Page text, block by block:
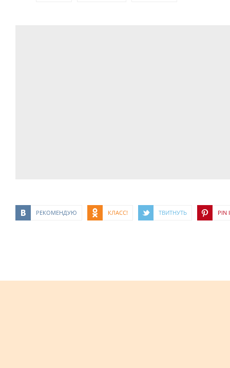
РЕКОМЕНДУЮ КЛАСС! ТВИТНУТЬ PIN